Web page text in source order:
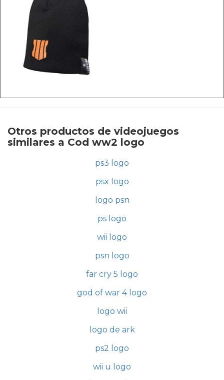
Otros productos de videojuegos
similares a Cod ww2 logo
ps3 logo
psx logo
logo psn
ps logo
wii logo
psn logo
far cry 5 logo
god of war 4 logo
logo wii
logo de ark
ps2 logo
wii u logo